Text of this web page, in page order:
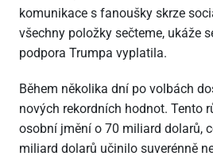
komunikace s fanoušky skrze
všechny položky sečteme, ukáže
podpora Trumpa vyplatila.
Během několika dní po volbách
nových rekordních hodnot. Tento
osobní jmění o 70 miliard dolarů,
miliard dolarů učinilo suverénně